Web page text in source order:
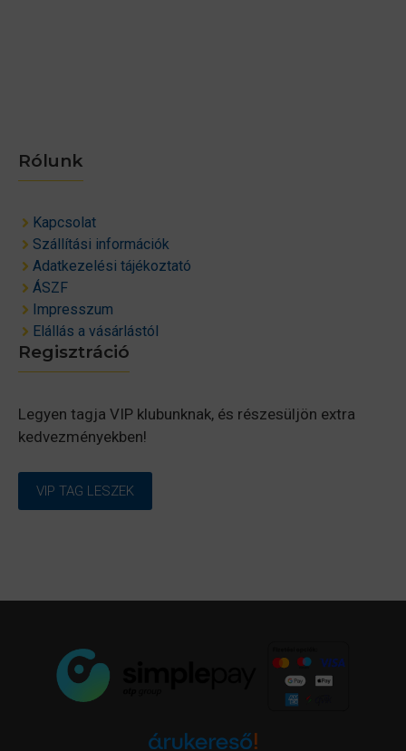
Rólunk
Kapcsolat
Szállítási információk
Adatkezelési tájékoztató
ÁSZF
Impresszum
Elállás a vásárlástól
Regisztráció
Legyen tagja VIP klubunknak, és részesüljön extra
kedvezményekben!
VIP TAG LESZEK